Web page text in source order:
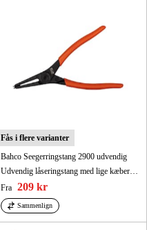
Fås i flere varianter
Bahco Seegerringstang 2900 udvendig
Udvendig låseringstang med lige kæber og fosfateret udførelse 150 mm
Fra 209 kr
Sammenlign